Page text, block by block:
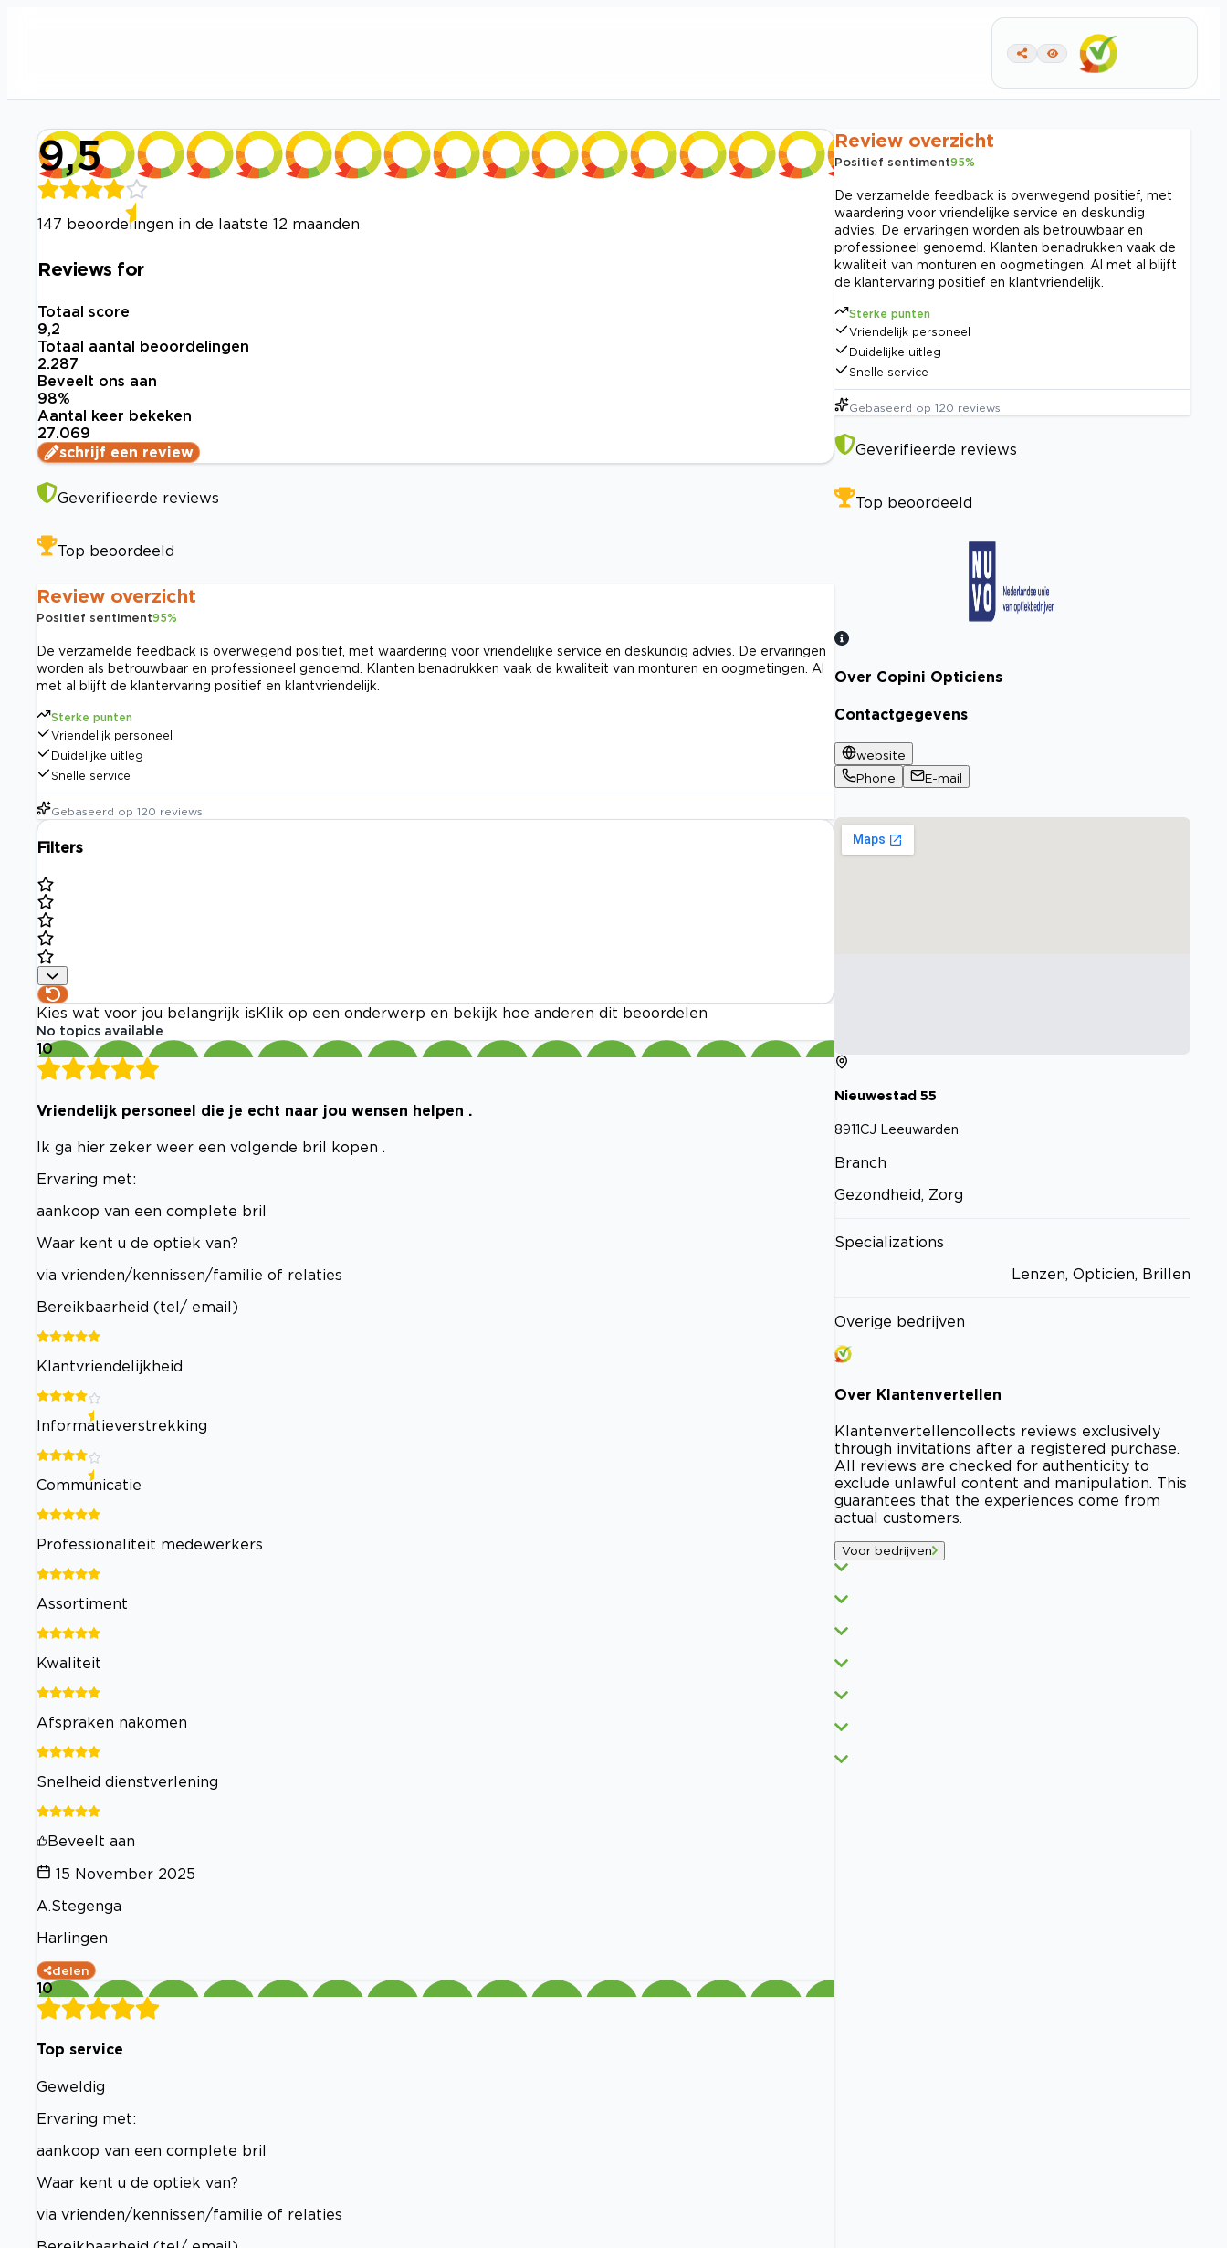
9,5
147 beoordelingen in de laatste 12 maanden
Reviews for
Totaal score
9,2
Totaal aantal beoordelingen
2.287
Beveelt ons aan
98%
Aantal keer bekeken
27.069
schrijf een review
Geverifieerde reviews
Top beoordeeld
Review overzicht
Positief sentiment95%
De verzamelde feedback is overwegend positief, met waardering voor vriendelijke service en deskundig advies. De ervaringen
worden als betrouwbaar en professioneel genoemd. Klanten benadrukken vaak de kwaliteit van monturen en oogmetingen. Al
met al blijft de klantervaring positief en klantvriendelijk.
Sterke punten
Vriendelijk personeel
Duidelijke uitleg
Snelle service
Gebaseerd op 120 reviews
Filters
Kies wat voor jou belangrijk is Klik op een onderwerp en bekijk hoe anderen dit beoordelen
No topics available
10
Vriendelijk personeel die je echt naar jou wensen helpen .
Ik ga hier zeker weer een volgende bril kopen .
Ervaring met:
aankoop van een complete bril
Waar kent u de optiek van?
via vrienden/kennissen/familie of relaties
Bereikbaarheid (tel/ email)
Klantvriendelijkheid
Informatieverstrekking
Communicatie
Professionaliteit medewerkers
Assortiment
Kwaliteit
Afspraken nakomen
Snelheid dienstverlening
Beveelt aan
15 November 2025
A.Stegenga
Harlingen
delen
10
Top service
Geweldig
Ervaring met:
aankoop van een complete bril
Waar kent u de optiek van?
via vrienden/kennissen/familie of relaties
Review overzicht
Positief sentiment95%
De verzamelde feedback is overwegend positief, met
waardering voor vriendelijke service en deskundig
advies. De ervaringen worden als betrouwbaar en
professioneel genoemd. Klanten benadrukken vaak de
kwaliteit van monturen en oogmetingen. Al met al blijft
de klantervaring positief en klantvriendelijk.
Sterke punten
Vriendelijk personeel
Duidelijke uitleg
Snelle service
Gebaseerd op 120 reviews
Geverifieerde reviews
Top beoordeeld
Bekijk certificaat
Over Copini Opticiens
Contactgegevens
website
Phone
E-mail
Nieuwestad 55
8911CJ Leeuwarden
Branch
Gezondheid, Zorg
Specializations
Lenzen, Opticien, Brillen
Overige bedrijven
Over Klantenvertellen
Klantenvertellencollects reviews exclusively
through invitations after a registered purchase.
All reviews are checked for authenticity to
exclude unlawful content and manipulation. This
guarantees that the experiences come from
actual customers.
Voor bedrijven